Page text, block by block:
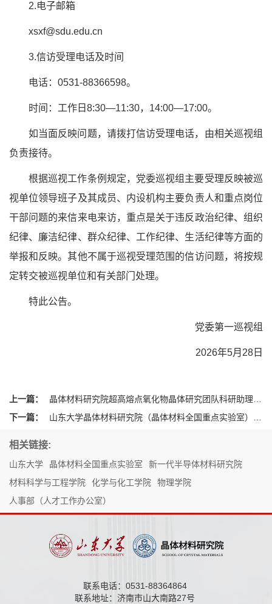
2.电子邮箱
xsxf@sdu.edu.cn
3.信访受理电话及时间
电话：0531-88366598。
时间：工作日8:30—11:30，14:00—17:00。
如当面反映问题，请拨打信访受理电话，由相关巡视组
负责接待。
根据巡视工作条例规定，党委巡视组主要受理反映被巡
视单位领导班子及其成员、内设机构主要负责人和重点岗位
干部问题的来信来电来访，重点是关于违反政治纪律、组织
纪律、廉洁纪律、群众纪律、工作纪律、生活纪律等方面的
举报和反映。其他不属于巡视受理范围的信访问题，将按规
定转交被巡视单位和有关部门处理。
特此公告。
党委第一巡视组
2026年5月28日
上一篇：
晶体材料研究院超高熔点氧化物晶体研究团队科研助理招聘公告
下一篇：
山东大学晶体材料研究院（晶体材料全国重点实验室）非事业编制人员招聘公告
相关链接:
山东大学 晶体材料全国重点实验室
新一代半导体材料研究院
材料科学与工程学院
化学与化工学院
物理学院
人事部（人才工作办公室）
联系电话：0531-88364864
联系地址：济南市山大南路27号